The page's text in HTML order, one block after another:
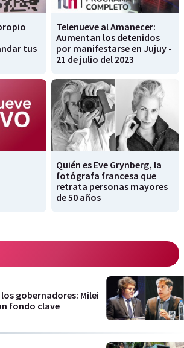
tus
Telenueve al Amanecer:
Aumentan los detenidos
por manifestarse en Jujuy -
21 de julio del 2023
Quién es Eve Grynberg, la
fotógrafa francesa que
retrata personas mayores
de 50 años
gobernadores: Milei
fondo clave